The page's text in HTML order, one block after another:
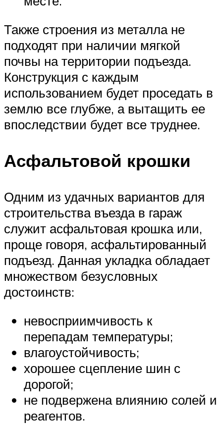
Также строения из металла не
подходят при наличии мягкой
почвы на территории подъезда.
Конструкция с каждым
использованием будет проседать в
землю все глубже, а вытащить ее
впоследствии будет все труднее.
Асфальтовой крошки
Одним из удачных вариантов для
строительства въезда в гараж
служит асфальтовая крошка или,
проще говоря, асфальтированный
подъезд. Данная укладка обладает
множеством безусловных
достоинств:
невосприимчивость к
перепадам температуры;
влагоустойчивость;
хорошее сцепление шин с
дорогой;
не подвержена влиянию солей и
реагентов.